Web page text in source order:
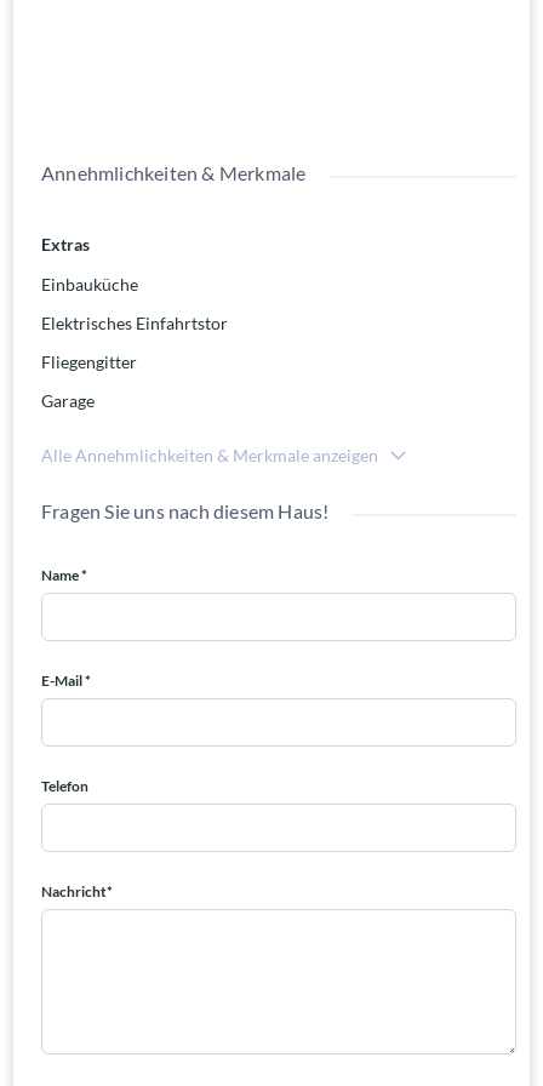
rundum versorgt - inklusiver Freizeitgestaltung.
Annehmlichkeiten & Merkmale
Extras
Einbauküche
Elektrisches Einfahrtstor
Fliegengitter
Garage
Alle Annehmlichkeiten & Merkmale anzeigen
Fragen Sie uns nach diesem Haus!
Name *
E-Mail *
Telefon
Nachricht*